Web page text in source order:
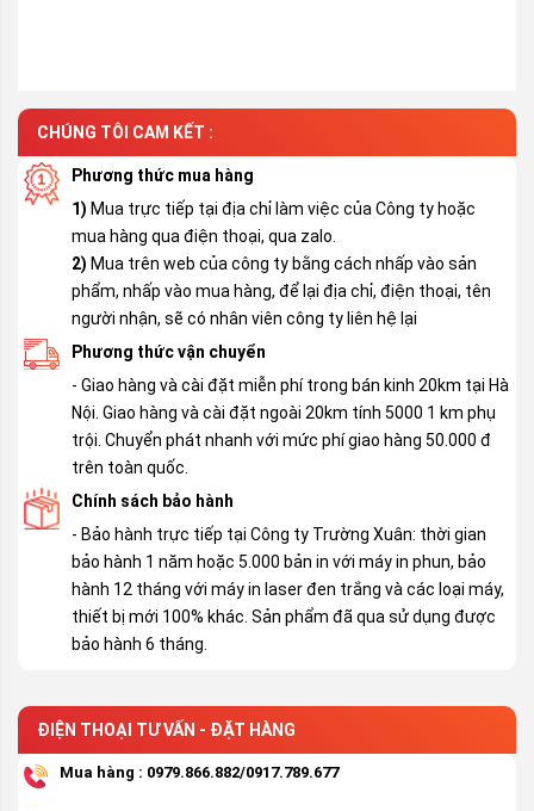
CHÚNG TÔI CAM KẾT :
Phương thức mua hàng
1) Mua trực tiếp tại địa chỉ làm việc của Công ty hoặc
mua hàng qua điện thoại, qua zalo.
2) Mua trên web của công ty bằng cách nhấp vào sản
phẩm, nhấp vào mua hàng, để lại địa chỉ, điện thoại, tên
người nhận, sẽ có nhân viên công ty liên hệ lại
Phương thức vận chuyển
- Giao hàng và cài đặt miễn phí trong bán kinh 20km tại Hà
Nội. Giao hàng và cài đặt ngoài 20km tính 5000 1 km phụ
trội. Chuyển phát nhanh với mức phí giao hàng 50.000 đ
trên toàn quốc.
Chính sách bảo hành
- Bảo hành trực tiếp tại Công ty Trường Xuân: thời gian
bảo hành 1 năm hoặc 5.000 bản in với máy in phun, bảo
hành 12 tháng với máy in laser đen trắng và các loại máy,
thiết bị mới 100% khác. Sản phẩm đã qua sử dụng được
bảo hành 6 tháng.
ĐIỆN THOẠI TƯ VẤN - ĐẶT HÀNG
Mua hàng : 0979.866.882/0917.789.677